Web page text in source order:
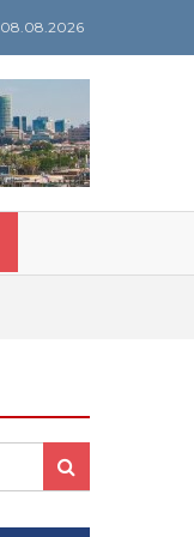
08.08.2026
Search